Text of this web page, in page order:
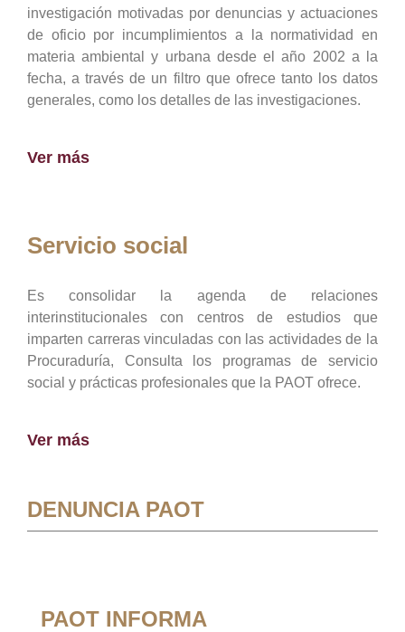
investigación motivadas por denuncias y actuaciones
de oficio por incumplimientos a la normatividad en
materia ambiental y urbana desde el año 2002 a la
fecha, a través de un filtro que ofrece tanto los datos
generales, como los detalles de las investigaciones.
Ver más
Servicio social
Es consolidar la agenda de relaciones
interinstitucionales con centros de estudios que
imparten carreras vinculadas con las actividades de la
Procuraduría, Consulta los programas de servicio
social y prácticas profesionales que la PAOT ofrece.
Ver más
DENUNCIA PAOT
PAOT INFORMA